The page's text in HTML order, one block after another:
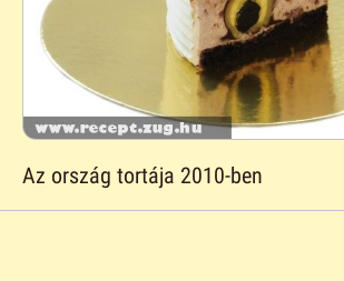
Az ország tortája 2010-ben